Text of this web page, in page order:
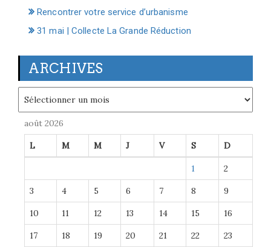
Rencontrer votre service d’urbanisme
31 mai | Collecte La Grande Réduction
ARCHIVES
août 2026
L M M J V S D
1 2
3 4 5 6 7 8 9
10 11 12 13 14 15 16
17 18 19 20 21 22 23